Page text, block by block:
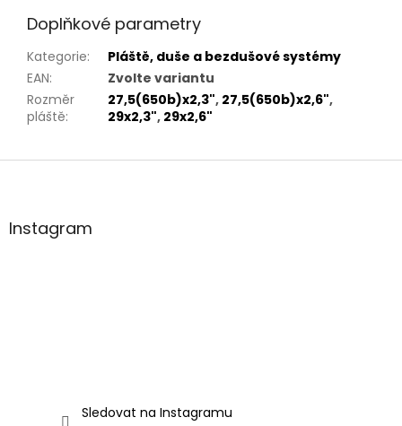
Doplňkové parametry
Kategorie:
Pláště, duše a bezdušové systémy
EAN:
Zvolte variantu
Rozměr
pláště:
27,5(650b)x2,3", 27,5(650b)x2,6",
29x2,3", 29x2,6"
Z
aInstagram
Sledovat na Instagramu